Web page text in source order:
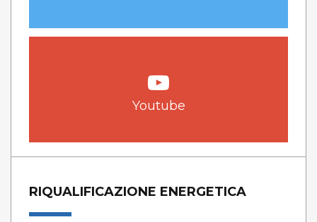
Youtube
RIQUALIFICAZIONE ENERGETICA